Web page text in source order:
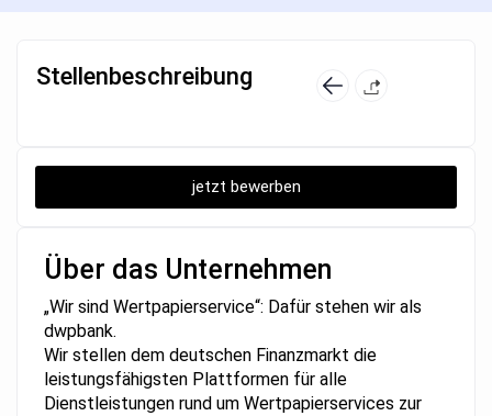
Stellenbeschreibung
jetzt bewerben
Über das Unternehmen
„Wir sind Wertpapierservice“: Dafür stehen wir als
dwpbank.
Wir stellen dem deutschen Finanzmarkt die
leistungsfähigsten Plattformen für alle
Dienstleistungen rund um Wertpapierservices zur